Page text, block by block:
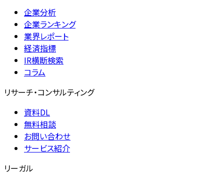
企業分析
企業ランキング
業界レポート
経済指標
IR横断検索
コラム
リサーチ・コンサルティング
資料DL
無料相談
お問い合わせ
サービス紹介
リーガル